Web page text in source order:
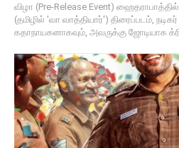
விழா (Pre-Release Event)
(தமிழில் 'வா வாத்தியார்') திரைப்படம்,
கதாநாயகனாகவும், அவருக்கு ஜோடியாக